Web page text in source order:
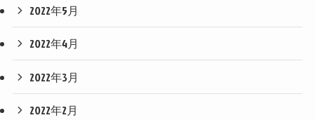
2022年5月
2022年4月
2022年3月
2022年2月